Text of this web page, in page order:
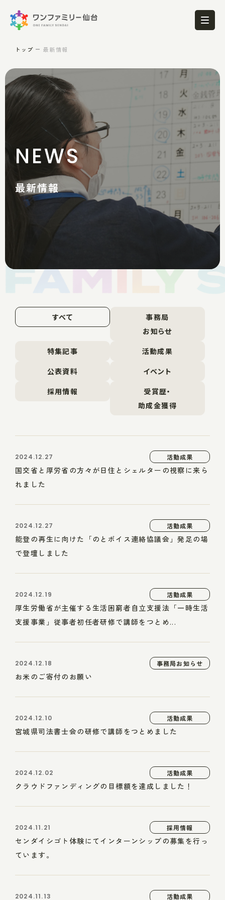
トップ 最新情報
NEWS
最新情報
すべて
事務局
お知らせ
特集記事
活動成果
公表資料
イベント
採用情報
受賞歴・
助成金獲得
2024.12.27 活動成果
国交省と厚労省の方々が日住とシェルターの視察に来ら
れました
2024.12.27 活動成果
能登の再生に向けた「のとボイス連絡協議会」発足の場
で登壇しました
2024.12.19 活動成果
厚生労働省が主催する生活困窮者自立支援法「一時生活
支援事業」従事者初任者研修で講師をつとめ...
2024.12.18 事務局お知らせ
お米のご寄付のお願い
2024.12.10 活動成果
宮城県司法書士会の研修で講師をつとめました
2024.12.02 活動成果
クラウドファンディングの目標額を達成しました！
2024.11.21 採用情報
センダイシゴト体験にてインターンシップの募集を行っ
ています。
2024.11.13 活動成果